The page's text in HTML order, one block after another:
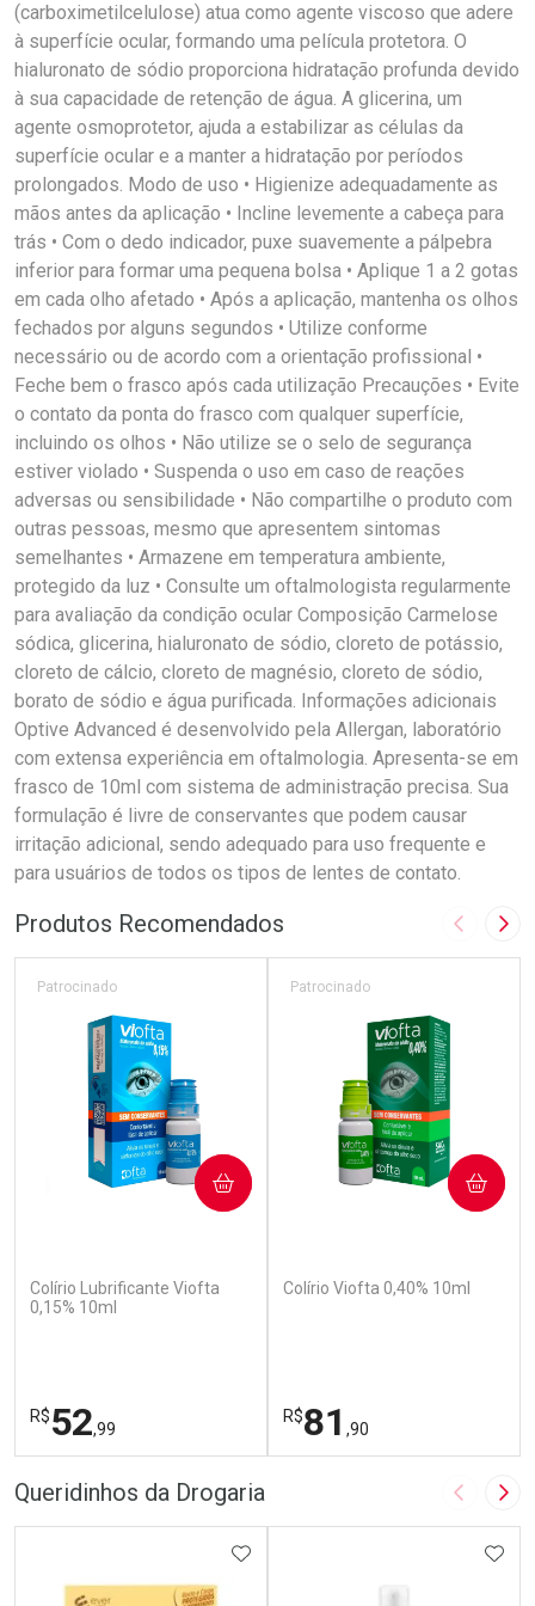
(carboximetilcelulose) atua como agente viscoso que adere
à superfície ocular, formando uma película protetora. O
hialuronato de sódio proporciona hidratação profunda devido
à sua capacidade de retenção de água. A glicerina, um
agente osmoprotetor, ajuda a estabilizar as células da
superfície ocular e a manter a hidratação por períodos
prolongados. Modo de uso • Higienize adequadamente as
mãos antes da aplicação • Incline levemente a cabeça para
trás • Com o dedo indicador, puxe suavemente a pálpebra
inferior para formar uma pequena bolsa • Aplique 1 a 2 gotas
em cada olho afetado • Após a aplicação, mantenha os olhos
fechados por alguns segundos • Utilize conforme
necessário ou de acordo com a orientação profissional •
Feche bem o frasco após cada utilização Precauções • Evite
o contato da ponta do frasco com qualquer superfície,
incluindo os olhos • Não utilize se o selo de segurança
estiver violado • Suspenda o uso em caso de reações
adversas ou sensibilidade • Não compartilhe o produto com
outras pessoas, mesmo que apresentem sintomas
semelhantes • Armazene em temperatura ambiente,
protegido da luz • Consulte um oftalmologista regularmente
para avaliação da condição ocular Composição Carmelose
sódica, glicerina, hialuronato de sódio, cloreto de potássio,
cloreto de cálcio, cloreto de magnésio, cloreto de sódio,
borato de sódio e água purificada. Informações adicionais
Optive Advanced é desenvolvido pela Allergan, laboratório
com extensa experiência em oftalmologia. Apresenta-se em
frasco de 10ml com sistema de administração precisa. Sua
formulação é livre de conservantes que podem causar
irritação adicional, sendo adequado para uso frequente e
para usuários de todos os tipos de lentes de contato.
Produtos Recomendados Imagem
Colírio Lubrificante Viofta
0,15% 10ml
Patrocinado
R$52,99
COMPRAR
Colírio Viofta 0,40% 10ml
Patrocinado
R$81 ,90
COMPRAR
Queridinhos da Drogaria Imagem
ADICIONAR AOS FAVORITOS